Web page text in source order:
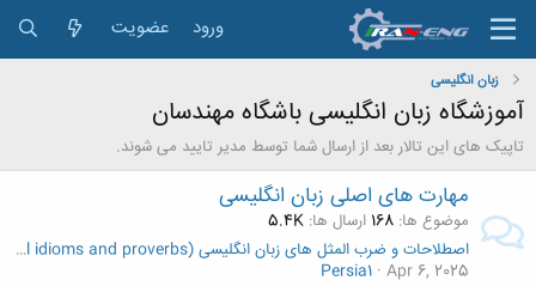
ورود عضویت
زبان انگلیسی
آموزشگاه زبان انگلیسی باشگاه مهندسان
تاپیک های این تالار بعد از ارسال شما توسط مدیر تایید می شوند.
مهارت های اصلی زبان انگلیسی
موضوع ها 168 ارسال ها 5.4K
اصطلاحات و ضرب المثل های زبان انگلیسی (useful idioms and proverbs)
Apr 6, 2025
Persia1